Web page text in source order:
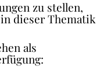
zu stellen,
dieser Thematik
als